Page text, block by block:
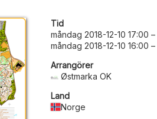
Tid
måndag 2018-12-10 17:00 –
måndag 2018-12-10 16:00 –
Arrangörer
Østmarka OK
Land
Norge